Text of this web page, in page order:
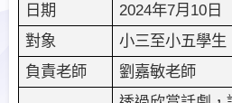
日期 2024年7月 10 日
對象 小三至小五學生
負責老師 劉嘉敏老師